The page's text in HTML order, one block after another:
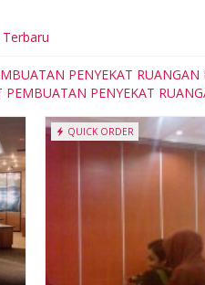
PENYEKAT
PENYEKAT
QUICK ORDER